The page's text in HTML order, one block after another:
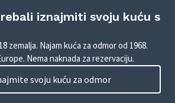
iznajmiti svoju kuću s
zemalja. Najam kuća za odmor od 1968.
Nema naknada za rezervaciju.
svoju kuću za odmor